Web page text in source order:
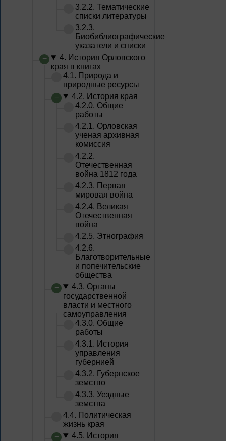
3.2.2. Тематические
списки литературы
3.2.3.
Биобиблиографические
указатели и списки
4. История Орловского
края в книгах
4.1. Природа и
природные ресурсы
4.2. История края
4.2.0. Общие
работы
4.2.1. Орловская
ученая архивная
комиссия
4.2.2.
Отечественная
война 1812 года
4.2.3. Первая
мировая война
4.2.4. Великая
Отечественная
война
4.2.5. Этнография
4.2.6.
Благотворительные
и попечительские
общества
4.3. Органы
государственной
власти и местного
самоуправления
4.3.0. Общие
работы
4.3.1. История
управления
губернией
4.3.2. Губернское
земство
4.3.3. Уездные
земства
4.4. Политическая
жизнь края
4.5. История